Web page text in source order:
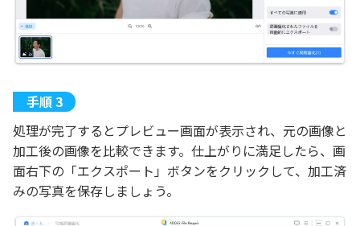
処理が完了するとプレビュー画面が表示され、元の画像と
加工後の画像を比較できます。仕上がりに満足したら、画
面右下の「エクスポート」ボタンをクリックして、加工済
みの写真を保存しましょう。